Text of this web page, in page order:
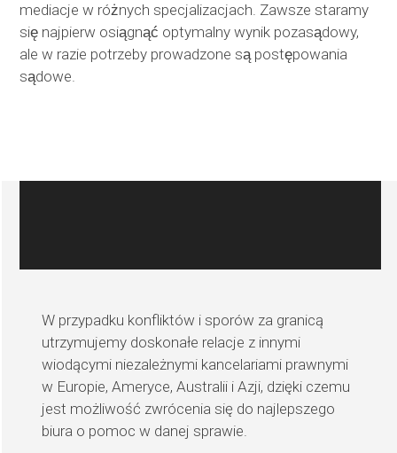
mediacje w różnych specjalizacjach. Zawsze staramy
się najpierw osiągnąć optymalny wynik pozasądowy,
ale w razie potrzeby prowadzone są postępowania
sądowe.
W przypadku konfliktów i sporów za granicą
utrzymujemy doskonałe relacje z innymi
wiodącymi niezależnymi kancelariami prawnymi
w Europie, Ameryce, Australii i Azji, dzięki czemu
jest możliwość zwrócenia się do najlepszego
biura o pomoc w danej sprawie.